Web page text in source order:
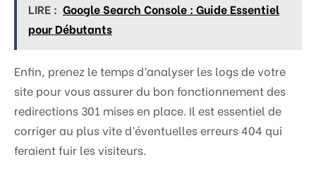
LIRE : Google Search Console : Guide Essentiel
pour Débutants
Enfin, prenez le temps d’analyser les logs de votre
site pour vous assurer du bon fonctionnement des
redirections 301 mises en place. Il est essentiel de
corriger au plus vite d’éventuelles erreurs 404 qui
feraient fuir les visiteurs.